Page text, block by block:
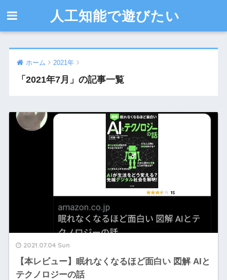
人工知能で遊びたい
ホーム 2021年
「2021年7月」の記事一覧
2021.07.04 Sun
【本レビュー】眠れなくなるほど面白い 図解 AIと
テクノロジーの話